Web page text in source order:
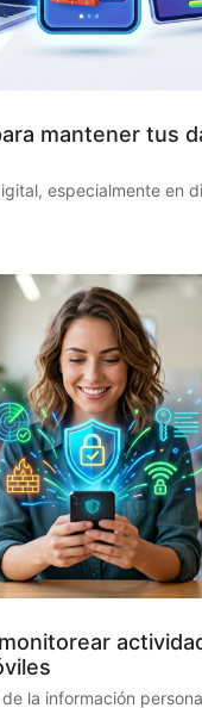
mantener tus
especialmente en
la información